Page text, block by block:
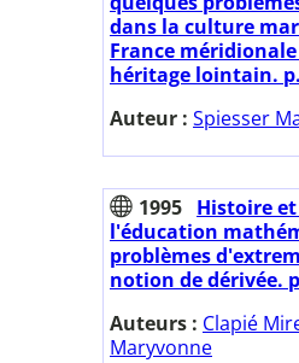
dans la culture
France
héritage lointain. p.
Auteur : Spiesser
1995 Histoire
l'éducation
problèmes
notion de dérivée.
Auteurs : Clapié
Maryvonne